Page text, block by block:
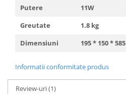
Putere
11W
Greutate
1.8 kg
Dimensiuni
195 * 150 *
Informatii conformitate produs
Review-uri(1)